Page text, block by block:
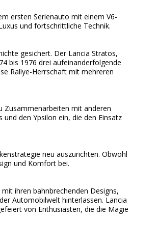
ersten Serienauto mit einem V6-
und fortschrittliche Technik.
gesichert. Der Lancia Stratos,
bis 1976 drei aufeinanderfolgende
Rallye-Herrschaft mit mehreren
Zusammenarbeiten mit anderen
den Ypsilon ein, die den Einsatz
neu auszurichten. Obwohl
und Komfort bei.
ihren bahnbrechenden Designs,
Automobilwelt hinterlassen. Lancia
von Enthusiasten, die die Magie